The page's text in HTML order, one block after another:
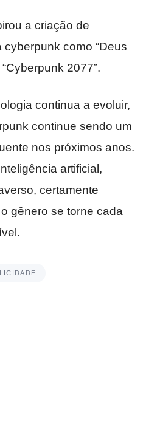
a criação de
como “Deus
2077”.
continua a evoluir,
continue sendo um
nos próximos anos.
artificial,
certamente
gênero se torne cada